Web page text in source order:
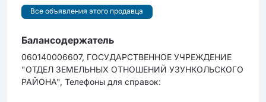
Все объявления этого продавца
Балансодержатель
060140006607, ГОСУДАРСТВЕННОЕ УЧРЕЖДЕНИЕ
"ОТДЕЛ ЗЕМЕЛЬНЫХ ОТНОШЕНИЙ УЗУНКОЛЬСКОГО
РАЙОНА", Телефоны для справок: